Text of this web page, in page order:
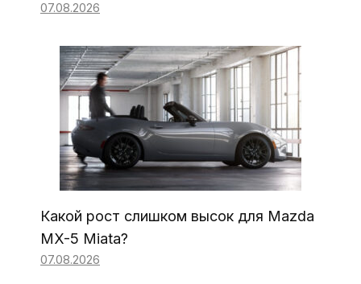
07.08.2026
Какой рост слишком высок для Mazda
MX-5 Miata?
07.08.2026